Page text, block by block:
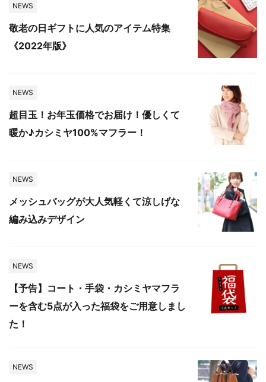
NEWS
敬老の日ギフトに人気のアイテム特集
《2022年版》
NEWS
超目玉！お年玉価格でお届け！優しくて
暖か♪カシミヤ100%マフラー！
NEWS
メッシュバッグが大人気軽くて涼しげな
編み込みデザイン
NEWS
【予告】コート・手袋・カシミヤマフラ
ーを含む5点が入った福袋をご用意しまし
た！
NEWS